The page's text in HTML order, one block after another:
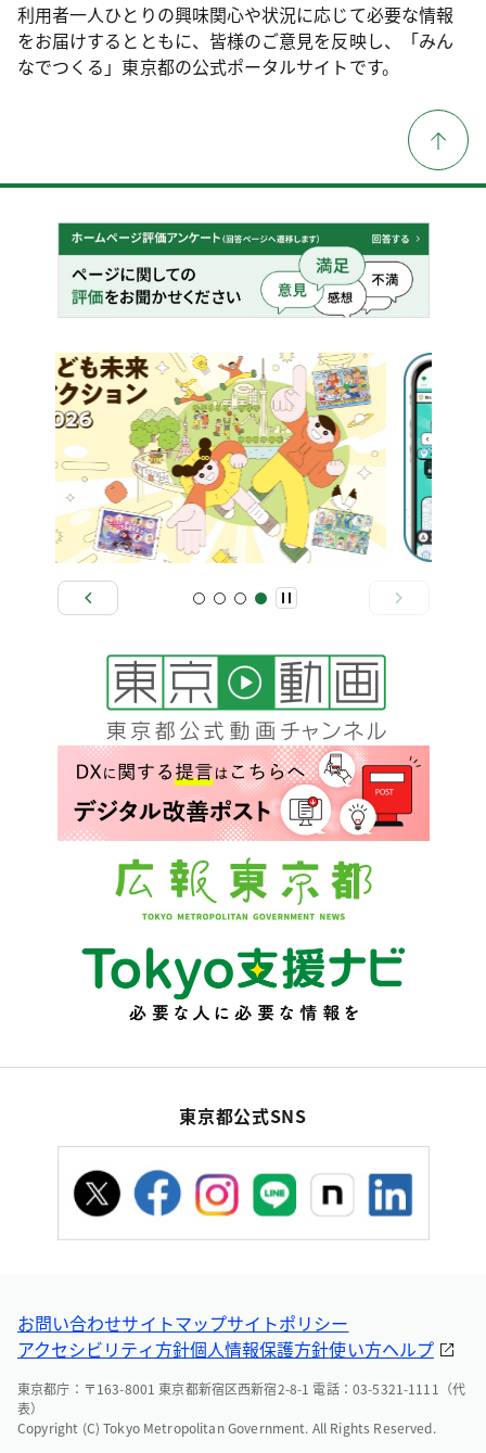
利用者一人ひとりの興味関心や状況に応じて必要な情報
をお届けするとともに、皆様のご意見を反映し、「みん
なでつくる」東京都の公式ポータルサイトです。
東京都公式SNS
お問い合わせサイトマップサイトポリシー
アクセシビリティ方針個人情報保護方針使い方ヘルプ
東京都庁：〒163-8001 東京都新宿区西新宿2-8-1 電話：03-5321-1111（代
表）
Copyright (C) Tokyo Metropolitan Government. All Rights Reserved.